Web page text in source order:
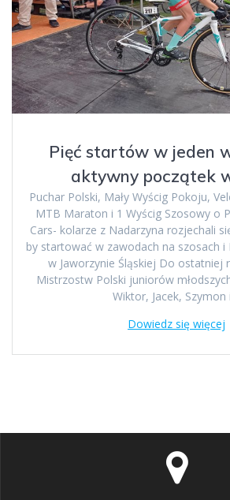
Pięć startów w jeden
aktywny początek
Puchar Polski, Mały Wyścig Pokoju,
MTB Maraton i 1 Wyścig Szosowy o
Cars- kolarze z Nadarzyna rozjechali
by startować w zawodach na szosach i
w Jaworzynie Śląskiej Do ostatniej
Mistrzostw Polski juniorów
Wiktor, Jacek,
Dowiedz się więcej